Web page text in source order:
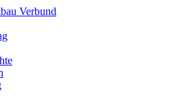
Verbund